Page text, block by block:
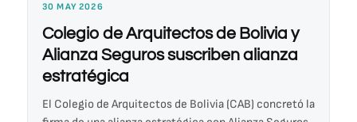
30 MAY 2026
Colegio de Arquitectos de Bolivia y
Alianza Seguros suscriben alianza
estratégica
El Colegio de Arquitectos de Bolivia (CAB) concretó la